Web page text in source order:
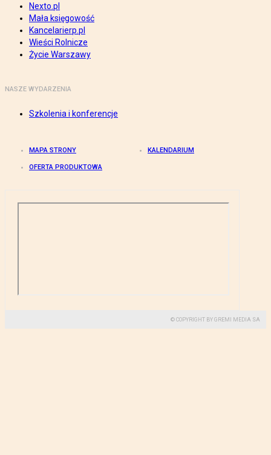
Nexto.pl
Mała księgowość
Kancelarierp.pl
Wieści Rolnicze
Życie Warszawy
NASZE WYDARZENIA
Szkolenia i konferencje
MAPA STRONY KALENDARIUM
OFERTA PRODUKTOWA
© COPYRIGHT BY GREMI MEDIA SA